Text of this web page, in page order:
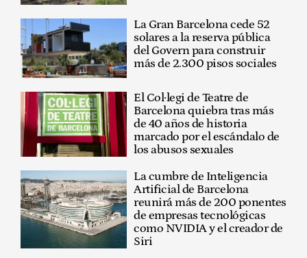
La Gran Barcelona cede 52
solares a la reserva pública
del Govern para construir
más de 2.300 pisos sociales
El Col·legi de Teatre de
Barcelona quiebra tras más
de 40 años de historia
marcado por el escándalo de
los abusos sexuales
La cumbre de Inteligencia
Artificial de Barcelona
reunirá más de 200 ponentes
de empresas tecnológicas
como NVIDIA y el creador de
Siri